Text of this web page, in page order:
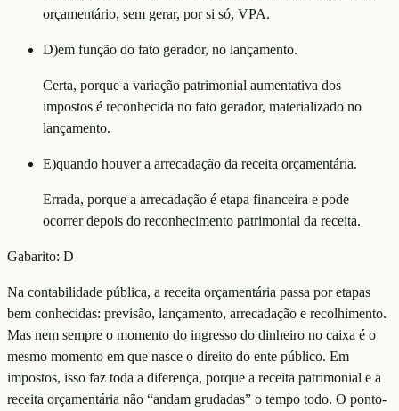
orçamentário, sem gerar, por si só, VPA.
D)em função do fato gerador, no lançamento.
Certa, porque a variação patrimonial aumentativa dos
impostos é reconhecida no fato gerador, materializado no
lançamento.
E)quando houver a arrecadação da receita orçamentária.
Errada, porque a arrecadação é etapa financeira e pode
ocorrer depois do reconhecimento patrimonial da receita.
Gabarito: D
Na contabilidade pública, a receita orçamentária passa por etapas
bem conhecidas: previsão, lançamento, arrecadação e recolhimento.
Mas nem sempre o momento do ingresso do dinheiro no caixa é o
mesmo momento em que nasce o direito do ente público. Em
impostos, isso faz toda a diferença, porque a receita patrimonial e a
receita orçamentária não “andam grudadas” o tempo todo. O ponto-